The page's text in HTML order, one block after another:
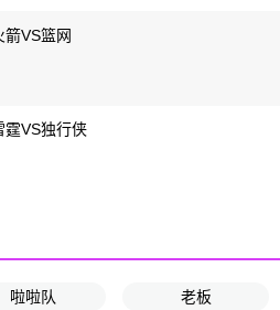
VS篮网
VS独行侠
啦啦队 老板